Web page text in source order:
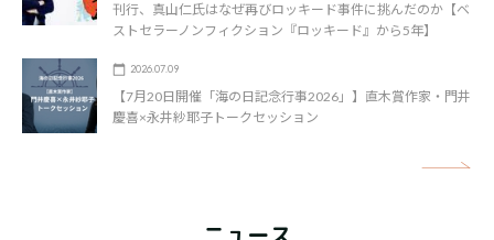
刊行、真山仁氏はなぜ再びロッキード事件に挑んだのか【ベ
ストセラーノンフィクション『ロッキード』から5年】
2026.07.09
【7月20日開催「海の日記念行事2026」】直木賞作家・門井
慶喜×永井紗耶子トークセッション